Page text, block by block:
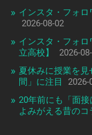
インスタ・フォロ
2026-08-02
インスタ・フォ
立高校】
2026-
夏休みに授業を
間」に注目
2026-
20年前にも「面
よみがえる昔のコ